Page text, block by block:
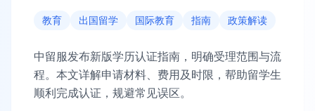
教育 出国留学 国际教育 指南 政策解读
中留服发布新版学历认证指南，明确受理范围与流
程。本文详解申请材料、费用及时限，帮助留学生
顺利完成认证，规避常见误区。